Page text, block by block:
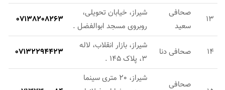
13
صحافی
سعید
شیراز، خیابان تحویلی،
روبروی مسجد ابوالفضل .
07138208263
14 صحافی دنا
شیراز، بازار انقلاب، لاله
3، پلاک 145 .
07132294423
صحافی
شیراز، 20 متری سینما